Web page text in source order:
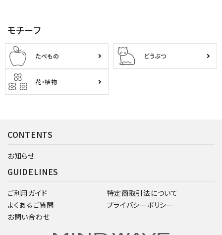
モチーフ
たべもの どうぶつ
花・植物
CONTENTS
お知らせ
GUIDELINES
ご利用ガイド
よくあるご質問
お問い合わせ
特定商取引法について
プライバシーポリシー